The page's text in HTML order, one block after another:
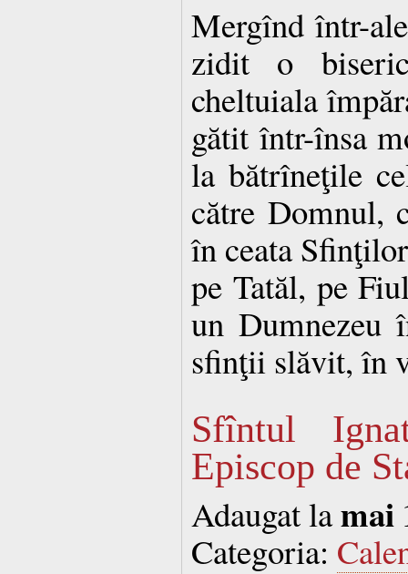
Mergînd într-
zidit o
cheltuiala
gătit într-însa
la bătrîneţile
către Domnul,
în ceata
pe Tatăl, pe
un Dumnezeu
sfinţii slăvit, în
Sfîntul
Episcop de
Adaugat lamai
Categoria: